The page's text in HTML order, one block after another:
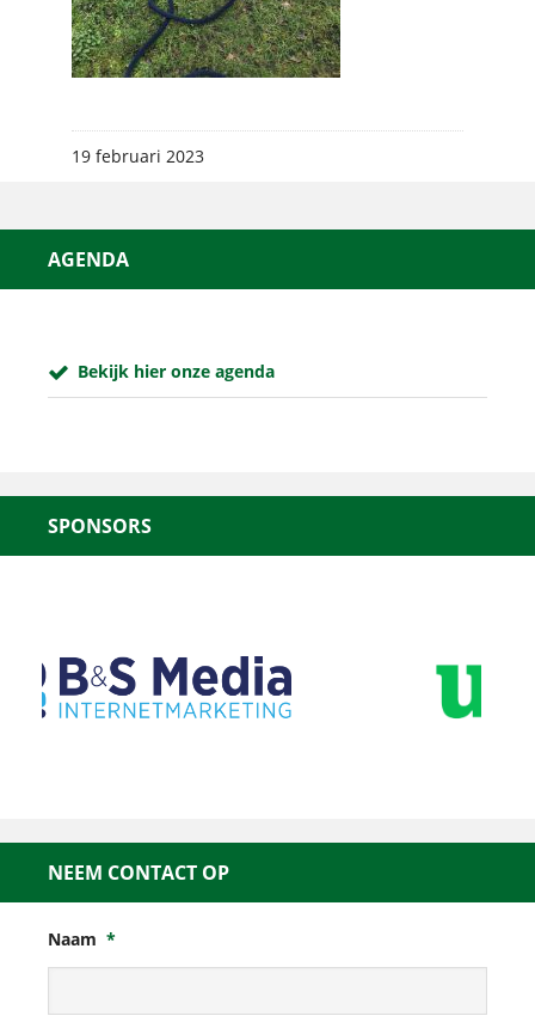
19 februari 2023
AGENDA
Bekijk hier onze agenda
SPONSORS
NEEM CONTACT OP
Naam *